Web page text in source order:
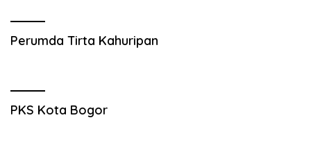
Perumda Tirta Kahuripan
PKS Kota Bogor